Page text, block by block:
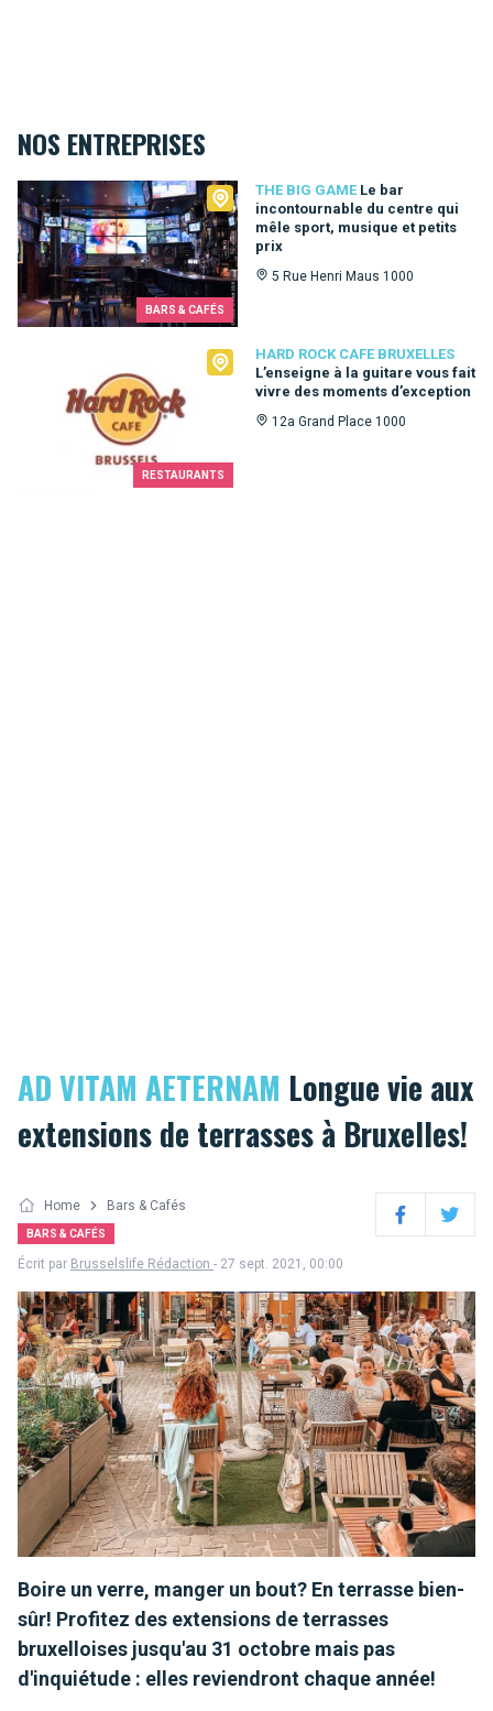
NOS ENTREPRISES
BARS & CAFÉS
THE BIG GAME Le bar
incontournable du centre qui
mêle sport, musique et petits
prix
5 Rue Henri Maus 1000
The Big Game
RESTAURANTS
HARD ROCK CAFE BRUXELLES
L’enseigne à la guitare vous fait
vivre des moments d’exception
12a Grand Place 1000
Hard Rock Cafe Bruxelles
AD VITAM AETERNAM Longue vie aux
extensions de terrasses à Bruxelles!
Home Bars & Cafés
BARS & CAFÉS FacebookTwitter
Écrit par Brusselslife Rédaction - 27 sept. 2021, 00:00
Boire un verre, manger un bout? En terrasse bien-
sûr! Profitez des extensions de terrasses
bruxelloises jusqu'au 31 octobre mais pas
d'inquiétude : elles reviendront chaque année!